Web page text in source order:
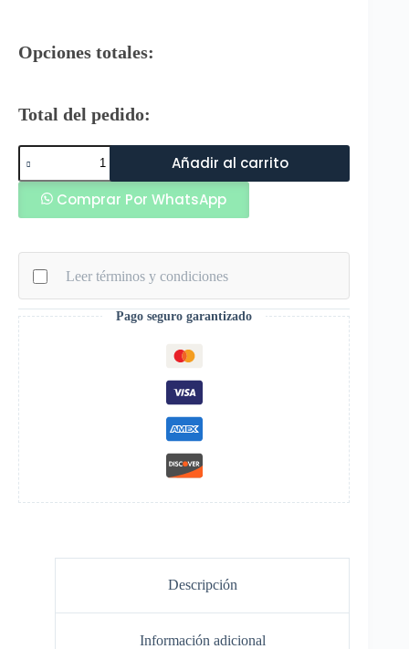
Opciones totales:
Total del pedido:
Rg
Guantes
de
Arquero
Aspro
Gris
Añadir al carrito
Comprar Por WhatsApp
Leer términos y condiciones
Pago seguro garantizado
Descripción
Información adicional